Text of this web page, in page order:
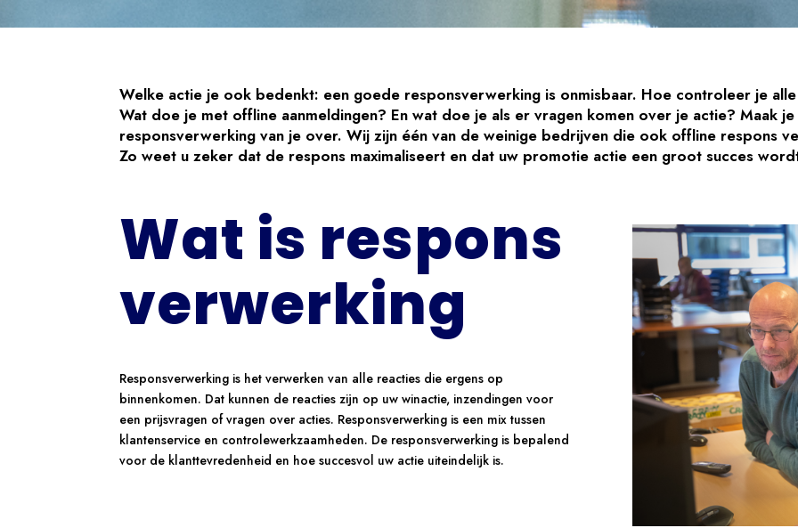
Welke actie je ook bedenkt: een goede responsverwerking is onmisbaar. Hoe controleer je
Wat doe je met offline aanmeldingen? En wat doe je als er vragen komen over je actie? Maak
responsverwerking van je over. Wij zijn één van de weinige bedrijven die ook offline respons
Zo weet u zeker dat de respons maximaliseert en dat uw promotie actie een groot succes
Wat is respons
verwerking
Responsverwerking is het verwerken van alle reacties die ergens op
binnenkomen. Dat kunnen de reacties zijn op uw winactie, inzendingen voor
een prijsvragen of vragen over acties. Responsverwerking is een mix tussen
klantenservice en controlewerkzaamheden. De responsverwerking is bepalend
voor de klanttevredenheid en hoe succesvol uw actie uiteindelijk is.